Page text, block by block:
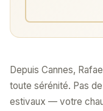
Depuis Cannes,
toute sérénité. Pas
estivaux — votre